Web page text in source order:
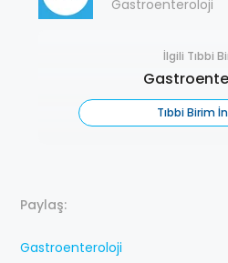
Gastroenteroloji
İlgili Tıbbi
Tıbbi Birim
Paylaş:
Gastroenteroloji